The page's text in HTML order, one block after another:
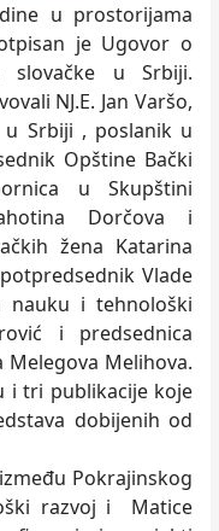
u prostorijama
je Ugovor o
slovačke u Srbiji.
NJ.E. Jan Varšo,
u Srbiji , poslanik u
Opštine Bački
u Skupštini
Dorčova i
žena Katarina
Vlade
nauku i tehnološki
i predsednica
Melegova Melihova.
i tri publikacije koje
dobijenih od
Pokrajinskog
razvoj i Matice